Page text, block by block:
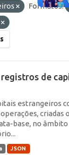
Formatos:
de
estrangeiros
criadas
base, no
JSON